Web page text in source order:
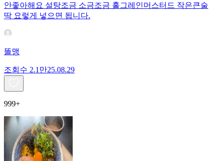
안좋아해요 설탕조금 소금조금 홀그레인머스터드 작은큰술
딱 요렇게 넣으면 됩니다.
똘맹
조회수 2.1만25.08.29
999+